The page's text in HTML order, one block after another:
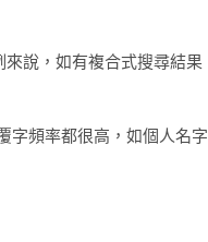
說，如有複合式搜尋結果
字頻率都很高，如個人名字